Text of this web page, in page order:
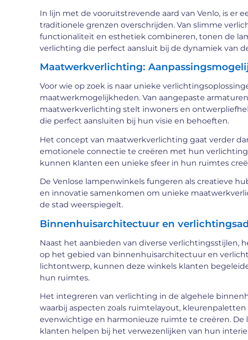
In lijn met de vooruitstrevende aard van Venlo, is er
traditionele grenzen overschrijden. Van slimme
functionaliteit en esthetiek combineren, tonen de
verlichting die perfect aansluit bij de dynamiek van
Maatwerkverlichting:
Voor wie op zoek is naar unieke
maatwerkmogelijkheden. Van aangepaste
maatwerkverlichting stelt inwoners en
die perfect aansluiten bij hun visie en behoeften.
Het concept van maatwerkverlichting gaat verder
emotionele connectie te creëren met hun
kunnen klanten een unieke sfeer in hun ruimtes
De Venlose lampenwinkels fungeren als creatieve
en innovatie samenkomen om unieke
de stad weerspiegelt.
Binnenhuisarchitectuur en
Naast het aanbieden van diverse verlichtingsstijlen,
op het gebied van binnenhuisarchitectuur en
lichtontwerp, kunnen deze winkels klanten
hun ruimtes.
Het integreren van verlichting in de algehele
waarbij aspecten zoals ruimtelayout,
evenwichtige en harmonieuze ruimte te creëren.
klanten helpen bij het verwezenlijken van hun